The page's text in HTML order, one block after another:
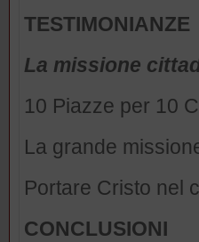
TESTIMONIANZE
La missione
10 Piazze per 10
La grande
Portare Cristo nel
CONCLUSIONI